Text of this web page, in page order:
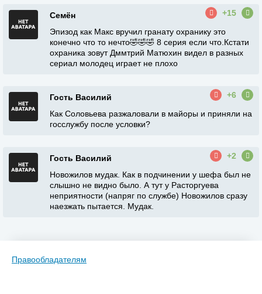
Семён
+15
Эпизод как Макс вручил гранату охранику это
конечно что то нечто🤣🤣🤣 8 серия если что.Кстати
охраника зовут Дммтрий Матюхин видел в разных
сериал молодец играет не плохо
Гость Василий
+6
Как Соловьева разжаловали в майоры и приняли на
госслужбу после условки?
Гость Василий
+2
Новожилов мудак. Как в подчинении у шефа был не
слышно не видно было. А тут у Расторгуева
неприятности (напряг по службе) Новожилов сразу
наезжать пытается. Мудак.
Правообладателям